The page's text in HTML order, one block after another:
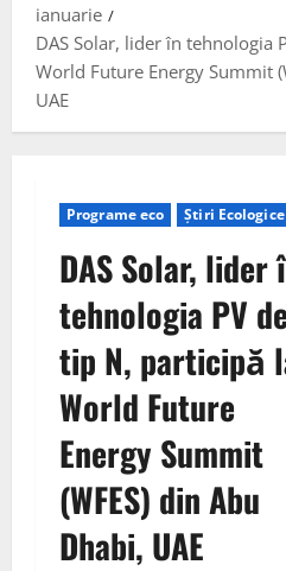
ianuarie
DAS Solar, lider în tehnologia
World Future Energy Summit
UAE
Programe eco Știri Ecologice
DAS Solar, lider
tehnologia PV de
tip N, participă
World Future
Energy Summit
(WFES) din Abu
Dhabi, UAE